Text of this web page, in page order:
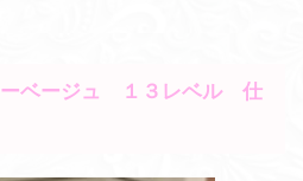
ベージュ １３レベル 仕